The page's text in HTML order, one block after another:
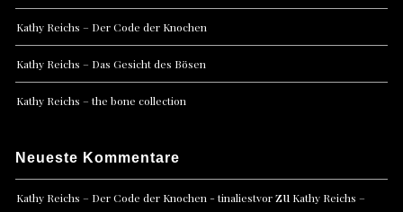
Kathy Reichs – Der Code der Knochen
Kathy Reichs – Das Gesicht des Bösen
Kathy Reichs – the bone collection
Neueste Kommentare
Kathy Reichs – Der Code der Knochen - tinaliestvorzu Kathy Reichs –